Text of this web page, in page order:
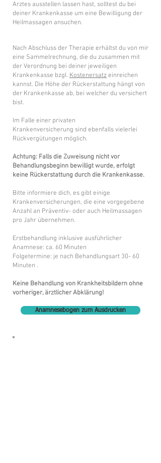
Arztes ausstellen lassen hast, solltest du bei
deiner Krankenkasse um eine Bewilligung der
Heilmassagen ansuchen.
Nach Abschluss der Therapie erhältst du von mir
eine Sammelrechnung, die du zusammen mit
der Verordnung bei deiner jeweiligen
Krankenkasse bzgl. Kostenersatzeinreichen
kannst. Die Höhe der Rückerstattung hängt von
der Krankenkasse ab, bei welcher du versichert
bist.
Im Falle einer privaten
Krankenversicherung sind ebenfalls vielerlei
Rückvergütungen möglich.
Achtung: Falls die Zuweisung nicht vor
Behandlungsbeginn bewilligt wurde, erfolgt
keine Rückerstattung durch die Krankenkasse.
Bitte informiere dich, es gibt einige
Krankenversicherungen, die eine vorgegebene
Anzahl an Präventiv- oder auch Heilmassagen
pro Jahr übernehmen.
Erstbehandlung inklusive ausführlicher
Anamnese: ca. 60 Minuten
Folgetermine: je nach Behandlungsart 30- 60
Minuten .
Keine Behandlung von Krankheitsbildern ohne
vorheriger, ärztlicher Abklärung!
Anamnesebogen zum Ausdrucken